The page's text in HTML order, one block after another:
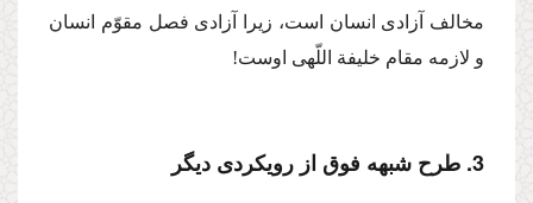
مخالف آزادى انسان است، زیرا آزادى فصل مقوّم انسان
و لازمه مقام خلیفة اللّهى اوست!
3. طرح شبهه فوق از رویكردى دیگر